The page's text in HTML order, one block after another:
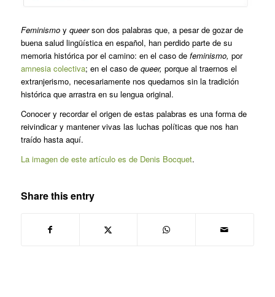
Feminismoy queerson dos palabras que, a pesar de gozar de
buena salud lingüística en español, han perdido parte de su
memoria histórica por el camino: en el caso de feminismo, por
amnesia colectiva; en el caso de queer, porque al traernos el
extranjerismo, necesariamente nos quedamos sin la tradición
histórica que arrastra en su lengua original.
Conocer y recordar el origen de estas palabras es una forma de
reivindicar y mantener vivas las luchas políticas que nos han
traído hasta aquí.
La imagen de este artículo es de Denis Bocquet.
Share this entry